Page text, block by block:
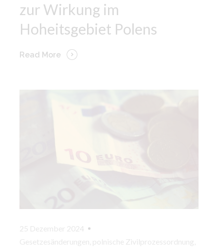
zur Wirkung im
Hoheitsgebiet Polens
Read More
25 Dezember 2024
Gesetzesänderungen polnische Zivilprozessordnung